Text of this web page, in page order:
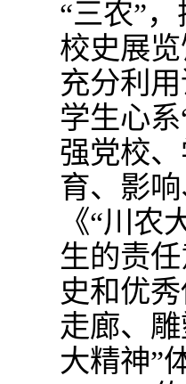
“三农”
校史展
充分利
学生心
强党校
育、影
《“川
生的责
史和优
走廊、
大精神”